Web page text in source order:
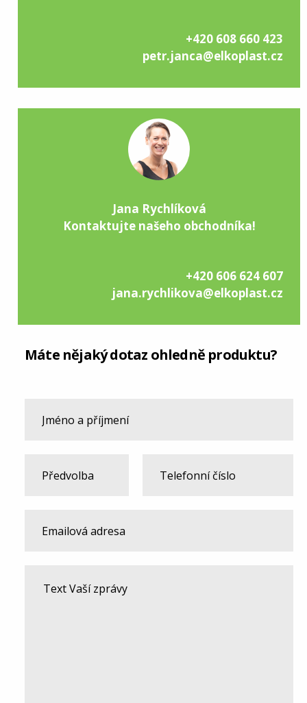
+420 608 660 423
petr.janca@elkoplast.cz
Jana Rychlíková
Kontaktujte našeho obchodníka!
+420 606 624 607
jana.rychlikova@elkoplast.cz
Máte nějaký dotaz ohledně produktu?